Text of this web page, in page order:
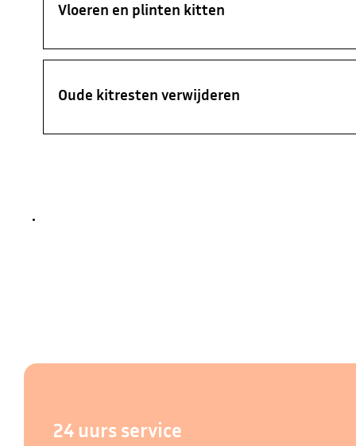
Vloeren en plinten kitten
Oude kitresten verwijderen
24 uurs service